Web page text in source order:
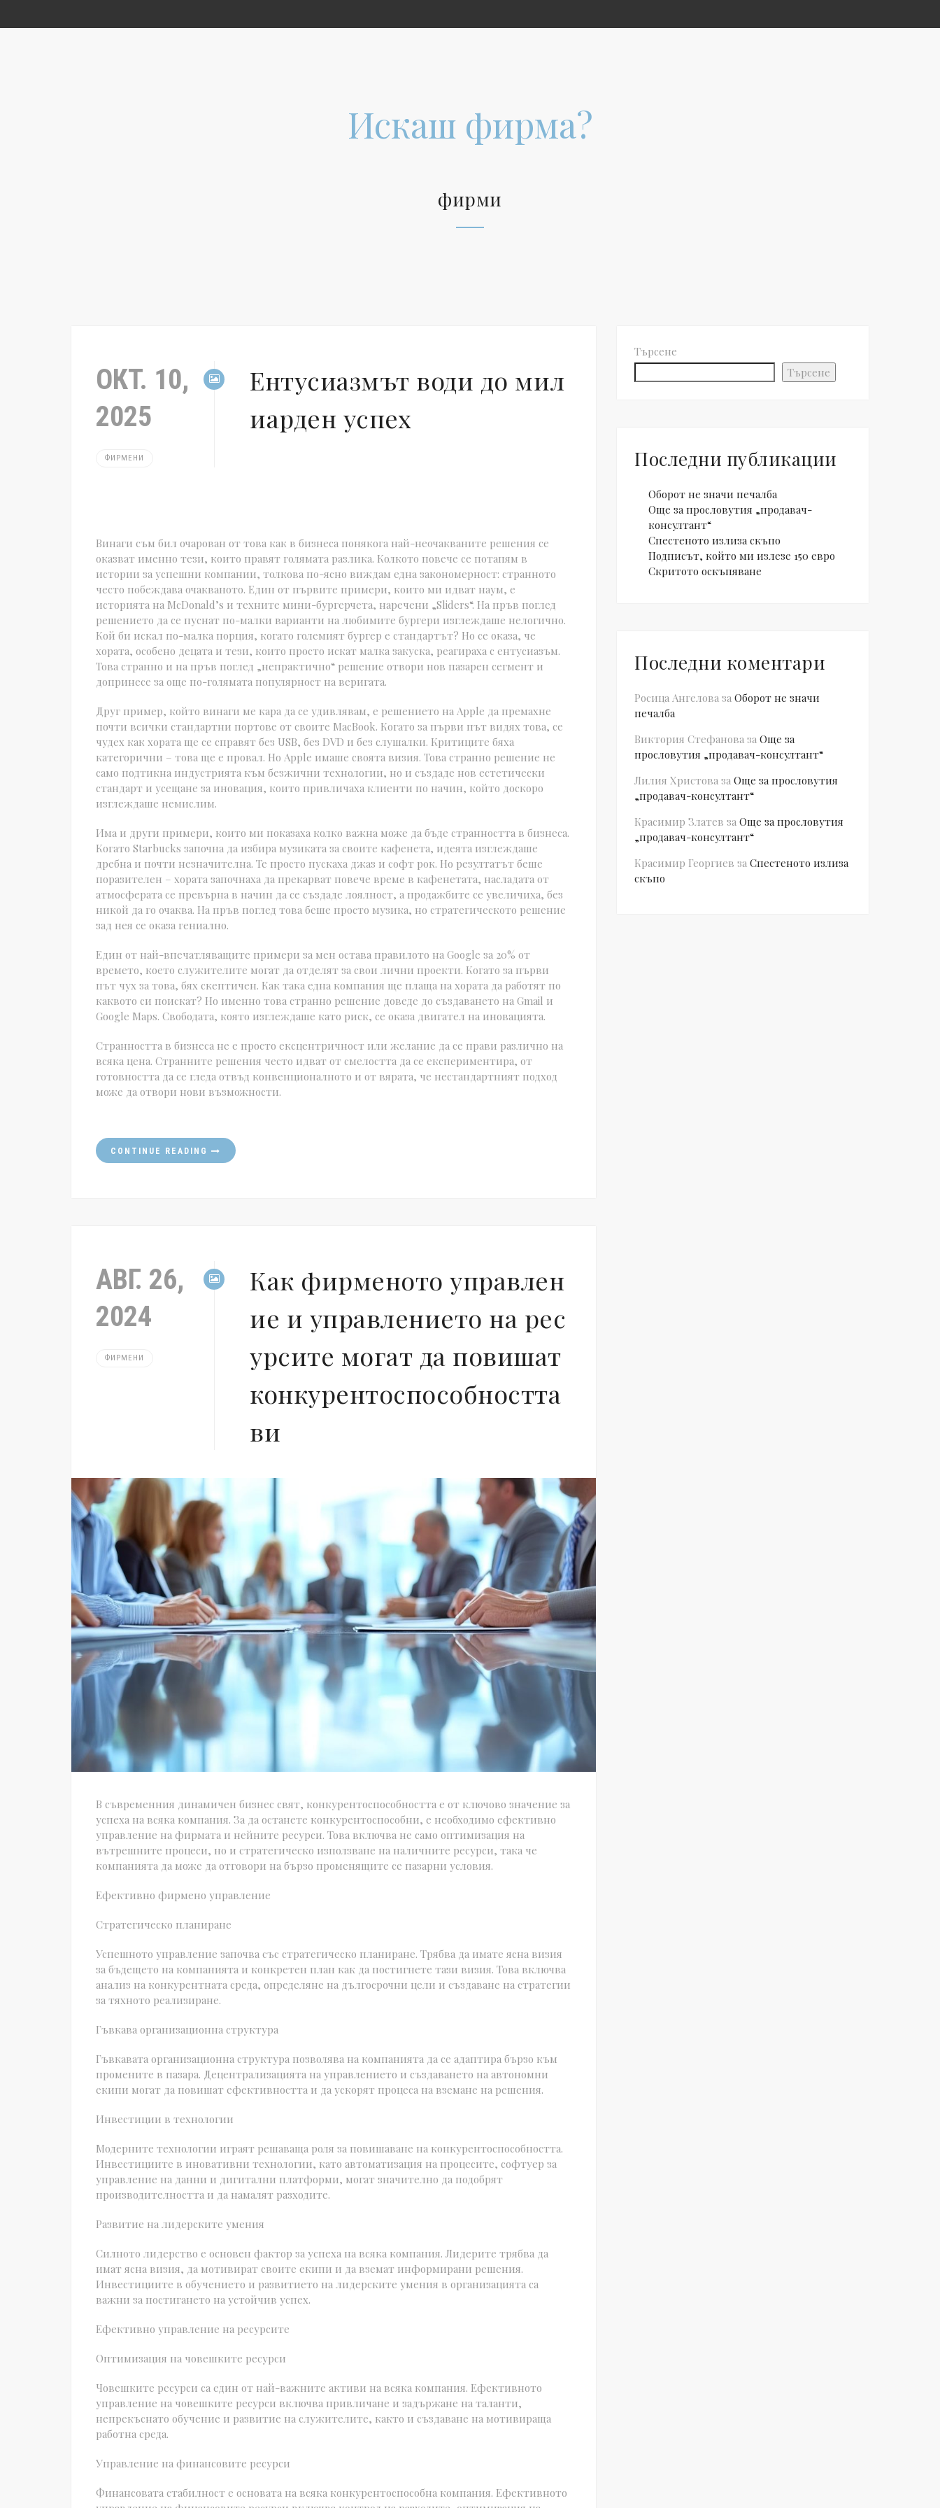
Искаш фирма?
фирми
ОКТ. 10,
2025
ФИРМЕНИ
Ентусиазмът води до мил
иарден успех
Винаги съм бил очарован от това как в бизнеса понякога най-неочакваните решения се
оказват именно тези, които правят голямата разлика. Колкото повече се потапям в
истории за успешни компании, толкова по-ясно виждам една закономерност: странното
често побеждава очакваното. Един от първите примери, които ми идват наум, е
историята на McDonald’s и техните мини-бургерчета, наречени „Sliders“. На пръв поглед
решението да се пуснат по-малки варианти на любимите бургери изглеждаше нелогично.
Кой би искал по-малка порция, когато големият бургер е стандартът? Но се оказа, че
хората, особено децата и тези, които просто искат малка закуска, реагираха с ентусиазъм.
Това странно и на пръв поглед „непрактично“ решение отвори нов пазарен сегмент и
допринесе за още по-голямата популярност на веригата.
Друг пример, който винаги ме кара да се удивлявам, е решението на Apple да премахне
почти всички стандартни портове от своите MacBook. Когато за първи път видях това, се
чудех как хората ще се справят без USB, без DVD и без слушалки. Критиците бяха
категорични – това ще е провал. Но Apple имаше своята визия. Това странно решение не
само подтикна индустрията към безжични технологии, но и създаде нов естетически
стандарт и усещане за иновация, които привличаха клиенти по начин, който доскоро
изглеждаше немислим.
Има и други примери, които ми показаха колко важна може да бъде странността в бизнеса.
Когато Starbucks започна да избира музиката за своите кафенета, идеята изглеждаше
дребна и почти незначителна. Те просто пускаха джаз и софт рок. Но резултатът беше
поразителен – хората започнаха да прекарват повече време в кафенетата, насладата от
атмосферата се превърна в начин да се създаде лоялност, а продажбите се увеличиха, без
никой да го очаква. На пръв поглед това беше просто музика, но стратегическото решение
зад нея се оказа гениално.
Един от най-впечатляващите примери за мен остава правилото на Google за 20% от
времето, което служителите могат да отделят за свои лични проекти. Когато за първи
път чух за това, бях скептичен. Как така една компания ще плаща на хората да работят по
каквото си поискат? Но именно това странно решение доведе до създаването на Gmail и
Google Maps. Свободата, която изглеждаше като риск, се оказа двигател на иновацията.
Странността в бизнеса не е просто ексцентричност или желание да се прави различно на
всяка цена. Странните решения често идват от смелостта да се експериментира, от
готовността да се гледа отвъд конвенционалното и от вярата, че нестандартният подход
може да отвори нови възможности.
CONTINUE READING
АВГ. 26,
2024
ФИРМЕНИ
Как фирменото управлен
ие и управлението на рес
урсите могат да повишат
конкурентоспособността
ви
В съвременния динамичен бизнес свят, конкурентоспособността е от ключово значение за
успеха на всяка компания. За да останете конкурентоспособни, е необходимо ефективно
управление на фирмата и нейните ресурси. Това включва не само оптимизация на
вътрешните процеси, но и стратегическо използване на наличните ресурси, така че
компанията да може да отговори на бързо променящите се пазарни условия.
Ефективно фирмено управление
Стратегическо планиране
Успешното управление започва със стратегическо планиране. Трябва да имате ясна визия
за бъдещето на компанията и конкретен план как да постигнете тази визия. Това включва
анализ на конкурентната среда, определяне на дългосрочни цели и създаване на стратегии
за тяхното реализиране.
Гъвкава организационна структура
Гъвкавата организационна структура позволява на компанията да се адаптира бързо към
промените в пазара. Децентрализацията на управлението и създаването на автономни
екипи могат да повишат ефективността и да ускорят процеса на вземане на решения.
Инвестиции в технологии
Модерните технологии играят решаваща роля за повишаване на конкурентоспособността.
Инвестициите в иновативни технологии, като автоматизация на процесите, софтуер за
управление на данни и дигитални платформи, могат значително да подобрят
производителността и да намалят разходите.
Развитие на лидерските умения
Силното лидерство е основен фактор за успеха на всяка компания. Лидерите трябва да
имат ясна визия, да мотивират своите екипи и да вземат информирани решения.
Инвестициите в обучението и развитието на лидерските умения в организацията са
важни за постигането на устойчив успех.
Ефективно управление на ресурсите
Оптимизация на човешките ресурси
Човешките ресурси са един от най-важните активи на всяка компания. Ефективното
управление на човешките ресурси включва привличане и задържане на таланти,
непрекъснато обучение и развитие на служителите, както и създаване на мотивираща
работна среда.
Управление на финансовите ресурси
Финансовата стабилност е основата на всяка конкурентоспособна компания. Ефективното
Търсене
Търсене
Последни публикации
Оборот не значи печалба
Още за прословутия „продавач-
консултант“
Спестеното излиза скъпо
Подписът, който ми излезе 150 евро
Скритото оскъпяване
Последни коментари
Росица Ангелова за Оборот не значи
печалба
Виктория Стефанова за Още за
прословутия „продавач-консултант“
Лилия Христова за Още за прословутия
„продавач-консултант“
Красимир Златев за Още за прословутия
„продавач-консултант“
Красимир Георгиев за Спестеното излиза
скъпо